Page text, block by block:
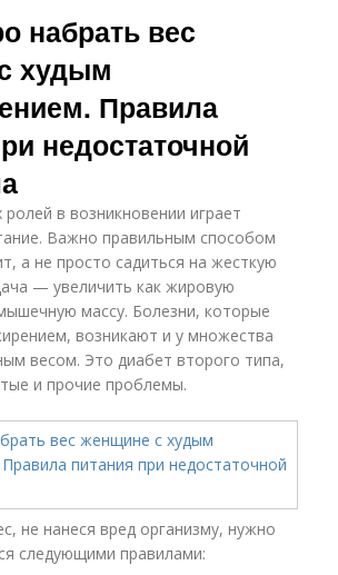
набрать вес
худым
Правила
недостаточной
в возникновении играет
Важно правильным способом
а не просто садиться на жесткую
— увеличить как жировую
массу. Болезни, которые
возникают и у множества
весом. Это диабет второго типа,
и прочие проблемы.
не нанеся вред организму, нужно
следующими правилами: